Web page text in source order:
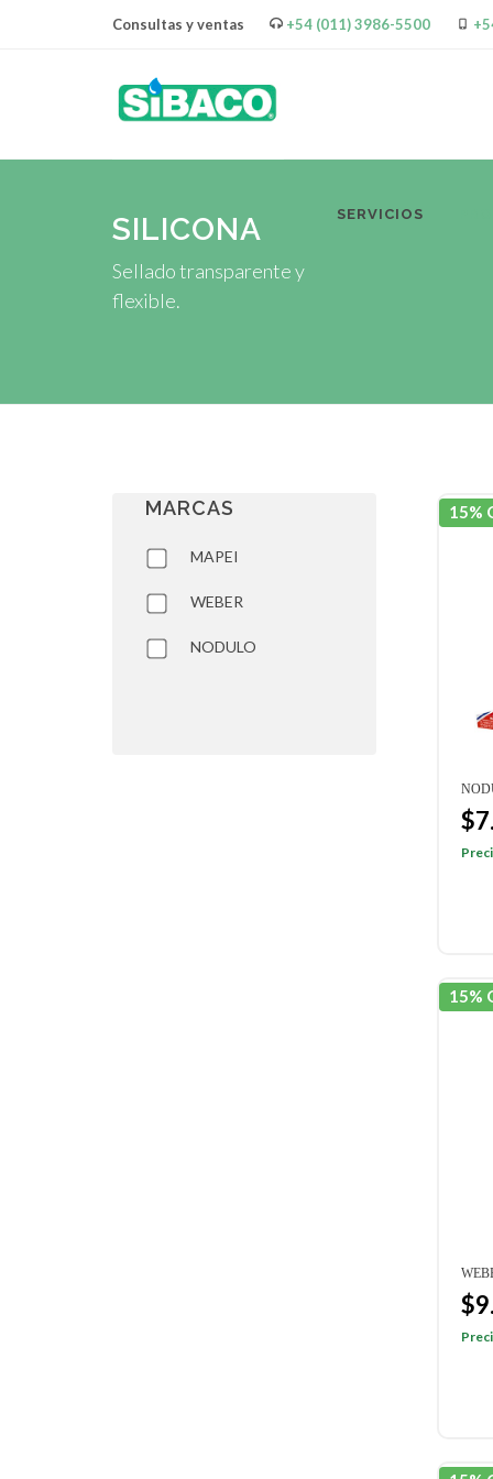
Consultas y ventas +54 (011) 3986-5500
SERVICIOS
SILICONA
Sellado transparente y
flexible.
15%
15%
MARCAS
MAPEI
WEBER
NODULO